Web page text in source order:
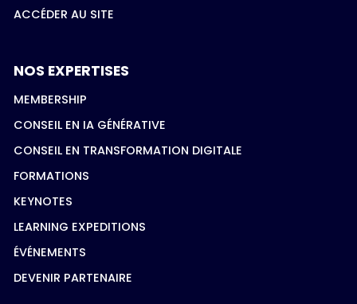
ACCÉDER AU SITE
NOS EXPERTISES
MEMBERSHIP
CONSEIL EN IA GÉNÉRATIVE
CONSEIL EN TRANSFORMATION DIGITALE
FORMATIONS
KEYNOTES
LEARNING EXPEDITIONS
ÉVÉNEMENTS
DEVENIR PARTENAIRE